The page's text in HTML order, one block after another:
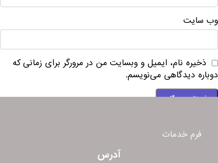
وب‌ سایت
ذخیره نام، ایمیل و وبسایت من در مرورگر برای زمانی که
دوباره دیدگاهی می‌نویسم.
فرم خدمات
آدرس